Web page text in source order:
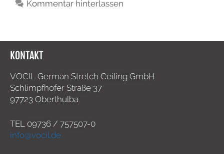
Kommentar hinterlassen
KONTAKT
VOCIL German Stretch Ceiling GmbH
Schlimpfhofer Straße 37
97723 Oberthulba
TEL 09736 / 757507-0
info@vocil.de